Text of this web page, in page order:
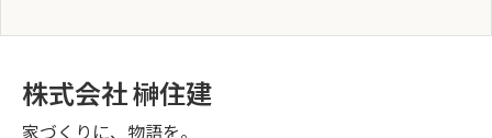
株式会社 榊住建
家づくりに、物語を。